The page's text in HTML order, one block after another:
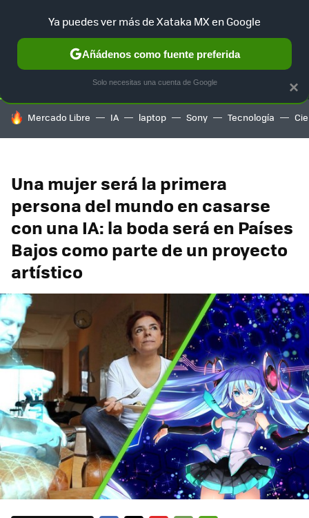
SELECCIÓN GAMING HOME AUTO TERRITORIO
HOY SE HABLA DE
Mercado Libre IA laptop Sony Tecnología
Una mujer será la primera
persona del mundo en casarse
con una IA: la boda será en Países
Bajos como parte de un proyecto
artístico
×
Ya puedes ver más de Xataka MX en Google
Añádenos como fuente preferida
Solo necesitas una cuenta de Google